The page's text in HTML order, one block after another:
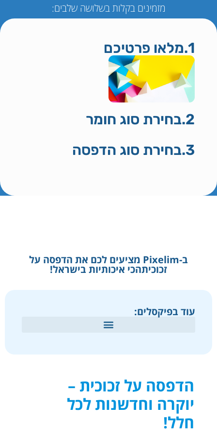
מזמינים בקלות בשלושה שלבים:
1.מלאו פרטיכם
2.בחירת סוג חומר
3.בחירת סוג הדפסה
ב-Pixelim מציעים לכם את הדפסה על
זכוכיתהכי איכותיות בישראל!
עוד בפיקסלים:
הדפסה על זכוכית –
יוקרה וחדשנות לכל
חלל!